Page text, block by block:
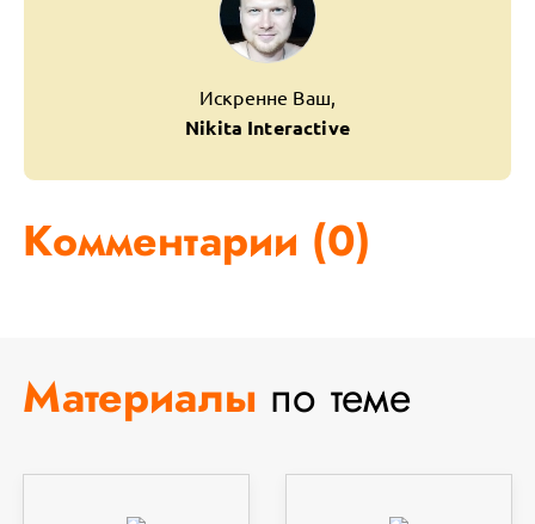
Искренне Ваш,
Nikita Interactive
Комментарии (0)
Материалы по теме